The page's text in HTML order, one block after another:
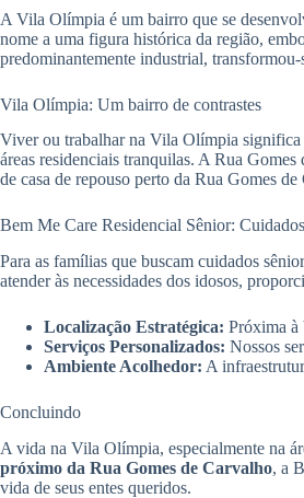
A Vila Olímpia é um bairro que se
nome a uma figura histórica da região,
predominantemente industrial,
Vila Olímpia: Um bairro de contrastes
Viver ou trabalhar na Vila Olímpia significa
áreas residenciais tranquilas. A Rua
de casa de repouso perto da Rua Gomes de
Bem Me Care Residencial Sênior:
Para as famílias que buscam cuidados
atender às necessidades dos idosos,
Localização Estratégica: Próxima à
Serviços Personalizados: Nossos
Ambiente Acolhedor: A
Concluindo
A vida na Vila Olímpia, especialmente na
próximo da Rua Gomes de Carvalho, a
vida de seus entes queridos.